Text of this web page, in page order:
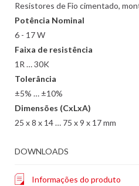
Resistores de Fio cimentado,
Potência Nominal
6 - 17 W
Faixa de resistência
1R … 30K
Tolerância
±5% … ±10%
Dimensões (CxLxA)
25 x 8 x 14 … 75 x 9 x 17 mm
DOWNLOADS
Informações do produto